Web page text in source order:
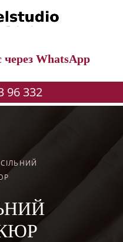
через WhatsApp
96 332